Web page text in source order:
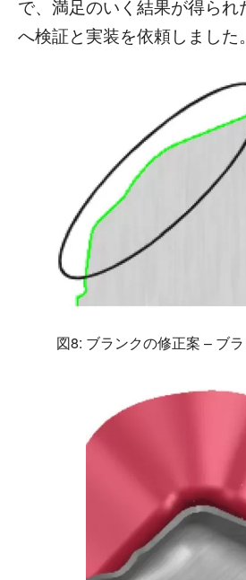
で、満足のいく結果が得られ
へ検証と実装を依頼しました。
図8: ブランクの修正案 – ブ